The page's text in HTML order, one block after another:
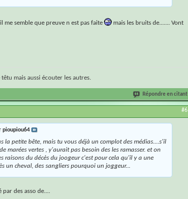
me semble que preuve n est pas faite
mais les bruits de....... Vont
mais aussi écouter les autres.
Répondre en citant
#6
pioupiou64
la petite bête, mais tu vous déjà un complot des médias....s'il
marées vertes , y'aurait pas besoin des les ramasser. et on
raisons du décès du joogeur c'est pour cela qu'il y a une
un cheval, des sangliers pourquoi un joggeur...
par des asso de....